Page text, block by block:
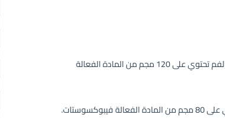
أقراص مغلفة تؤخذ بالفم تحتوي على 120 مجم من المادة الفعالة